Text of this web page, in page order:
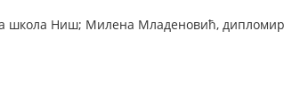
школа Ниш; Милена Младеновић,